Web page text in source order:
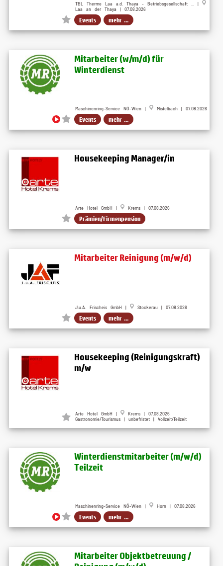
TBL Therme Laa a.d. Thaya - Betriebsgesellschaft ... |
Laa an der Thaya | 07.08.2026
Events mehr ...
Mitarbeiter (w​/m​/d) für
Winterdienst
Maschinenring-Service NÖ-Wien | Mistelbach | 07.08.2026
Events mehr ...
Housekeeping Manager/in
Arte Hotel GmbH | Krems | 07.08.2026
Prämien/Firmenpension
Mitarbeiter Reinigung (m/w/d)
J.u.A. Frischeis GmbH | Stockerau | 07.08.2026
Events mehr ...
Housekeeping (Reinigungskraft)
m/w
Arte Hotel GmbH |
Krems | 07.08.2026
Gastronomie/Tourismus | unbefristet | Vollzeit/Teilzeit
Winterdienstmitarbeiter (m​/w​/d)
Teilzeit
Maschinenring-Service NÖ-Wien | Horn | 07.08.2026
Events mehr ...
Mitarbeiter Objektbetreuung ​/